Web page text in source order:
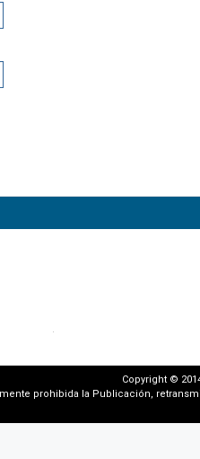
Copyright ©
prohibida la Publicación,